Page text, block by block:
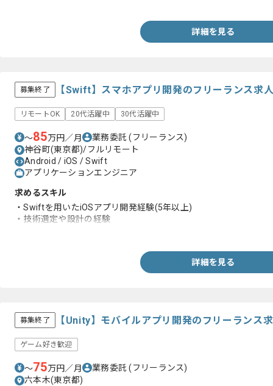
詳細を見る
募集終了 【Swift】スマホアプリ開発のフリーランス求
リモートOK 20代活躍中 30代活躍中
〜85万円／月 業務委託(フリーランス)
神谷町(東京都)/フルリモート
Android / iOS / Swift
アプリケーションエンジニア
求めるスキル
・Swiftを用いたiOSアプリ開発経験(5年以上)
・技術選定や設計の経験
詳細を見る
募集終了 【Unity】モバイルアプリ開発のフリーランス
ゲーム好き歓迎
〜75万円／月 業務委託(フリーランス)
六本木(東京都)